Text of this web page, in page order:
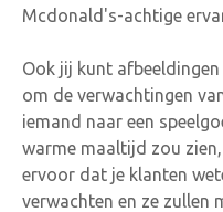
Mcdonald's-achtige
Ook jij kunt
om de verwachtingen
iemand naar een
warme maaltijd zou
ervoor dat je klanten
verwachten en ze zullen